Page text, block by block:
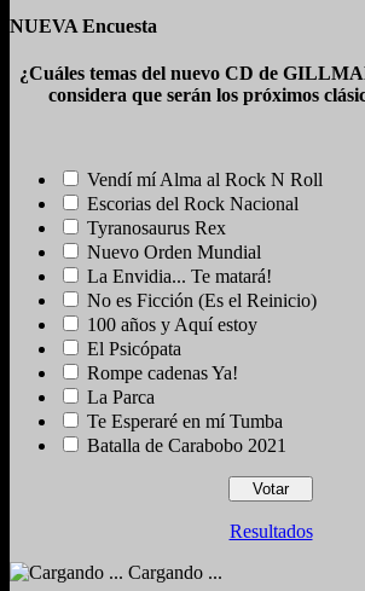
NUEVA Encuesta
¿Cuáles temas del nuevo CD de
considera que serán los próximos
Vendí mí Alma al Rock N Roll
Escorias del Rock Nacional
Tyranosaurus Rex
Nuevo Orden Mundial
La Envidia... Te matará!
No es Ficción (Es el Reinicio)
100 años y Aquí estoy
El Psicópata
Rompe cadenas Ya!
La Parca
Te Esperaré en mí Tumba
Batalla de Carabobo 2021
Resultados
Cargando ...